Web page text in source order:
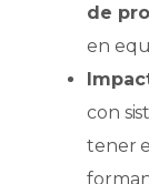
de
en
con
tener